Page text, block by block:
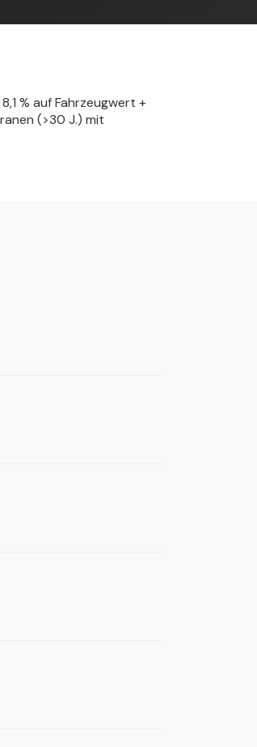
% auf Fahrzeugwert +
(>30 J.) mit